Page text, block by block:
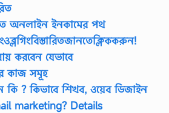
অনলাইন ইনকামের পথ
করবেন যেভাবে
কাজ সমূহ
কি ? কিভাবে শিখব, ওয়েব ডিজাইন
marketing? Details